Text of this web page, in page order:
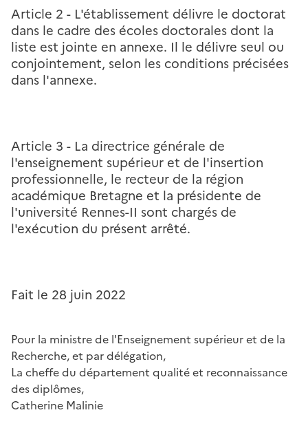
Article 2 - L'établissement délivre le doctorat
dans le cadre des écoles doctorales dont la
liste est jointe en annexe. Il le délivre seul ou
conjointement, selon les conditions précisées
dans l'annexe.
Article 3 - La directrice générale de
l'enseignement supérieur et de l'insertion
professionnelle, le recteur de la région
académique Bretagne et la présidente de
l'université Rennes-II sont chargés de
l'exécution du présent arrêté.
Fait le 28 juin 2022
Pour la ministre de l'Enseignement supérieur et de la
Recherche, et par délégation,
La cheffe du département qualité et reconnaissance
des diplômes,
Catherine Malinie